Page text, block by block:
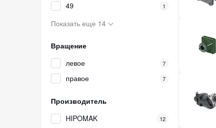
49 1
Показать еще 14
Вращение
левое
7
правое 7
Производитель
HIPOMAK
12